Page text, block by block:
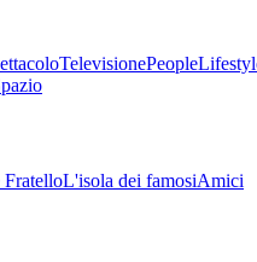
TelevisionePeople
FratelloL'isola dei famosiAmici